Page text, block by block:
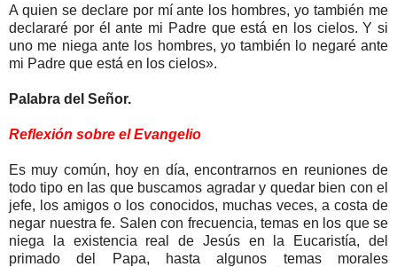
A quien se declare por mí ante los hombres, yo también me
declararé por él ante mi Padre que está en los cielos. Y si
uno me niega ante los hombres, yo también lo negaré ante
mi Padre que está en los cielos».
Palabra del Señor.
Reflexión sobre el Evangelio
Es muy común, hoy en día, encontrarnos en reuniones de
todo tipo en las que buscamos agradar y quedar bien con el
jefe, los amigos o los conocidos, muchas veces, a costa de
negar nuestra fe. Salen con frecuencia, temas en los que se
niega la existencia real de Jesús en la Eucaristía, del
primado del Papa, hasta algunos temas morales